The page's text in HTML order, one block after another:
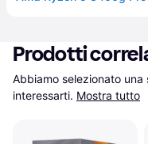
Prodotti
Abbiamo selezionato
interessarti. Mostra tutto